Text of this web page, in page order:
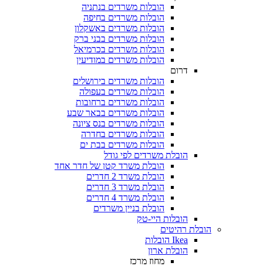
הובלות משרדים בנתניה
הובלות משרדים בחיפה
הובלות משרדים באשקלון
הובלות משרדים בבני ברק
הובלות משרדים בכרמיאל
הובלות משרדים במודיעין
הובלות משרדים בירושלים
הובלות משרדים בעפולה
הובלות משרדים ברחובות
הובלות משרדים בבאר שבע
הובלות משרדים בנס ציונה
הובלות משרדים בחדרה
הובלות משרדים בבת ים
הובלת משרדים לפי גודל
הובלת משרד קטן של חדר אחד
הובלת בניין משרדים